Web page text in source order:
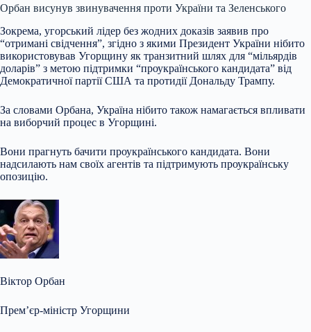
Орбан висунув звинувачення проти України та Зеленського
Зокрема, угорський лідер без жодних доказів заявив про
“отримані свідчення”, згідно з якими Президент України нібито
використовував Угорщину як транзитний шлях для “мільярдів
доларів” з метою підтримки “проукраїнського кандидата” від
Демократичної партії США та протидії Дональду Трампу.
За словами Орбана, Україна нібито також намагається впливати
на виборчий процес в Угорщині.
Вони прагнуть бачити проукраїнського кандидата. Вони
надсилають нам своїх агентів та підтримують проукраїнську
опозицію.
Віктор Орбан
Прем’єр-міністр Угорщини